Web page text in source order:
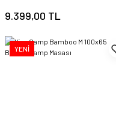
9.399,00 TL
YENİ